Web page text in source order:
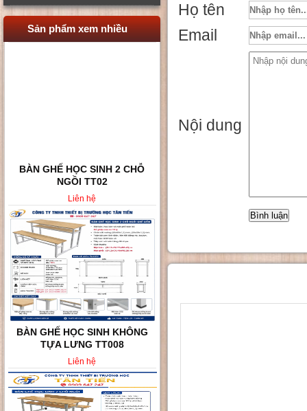
Sản phẩm xem nhiều
BÀN GHẾ HỌC SINH 2 CHỖ
NGỒI TT02
Liên hệ
BÀN GHẾ HỌC SINH KHÔNG
TỰA LƯNG TT008
Liên hệ
Họ tên
Email
Nội dung